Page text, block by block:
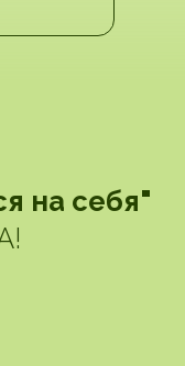
на себя"